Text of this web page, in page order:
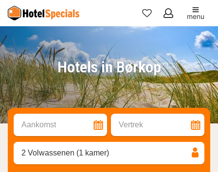
Mijn
menu
Hotels in Børkop
Aankomst Vertrek
2 Volwassenen (1 kamer)